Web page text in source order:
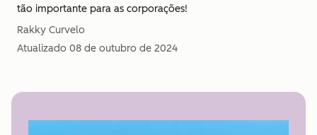
tão importante para as corporações!
Rakky Curvelo
Atualizado 08 de outubro de 2024